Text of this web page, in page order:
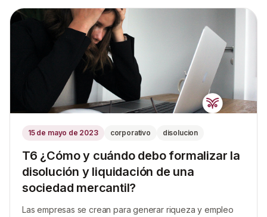
15 de mayo de 2023 corporativo disolucion
T6 ¿Cómo y cuándo debo formalizar la
disolución y liquidación de una
sociedad mercantil?
Las empresas se crean para generar riqueza y empleo